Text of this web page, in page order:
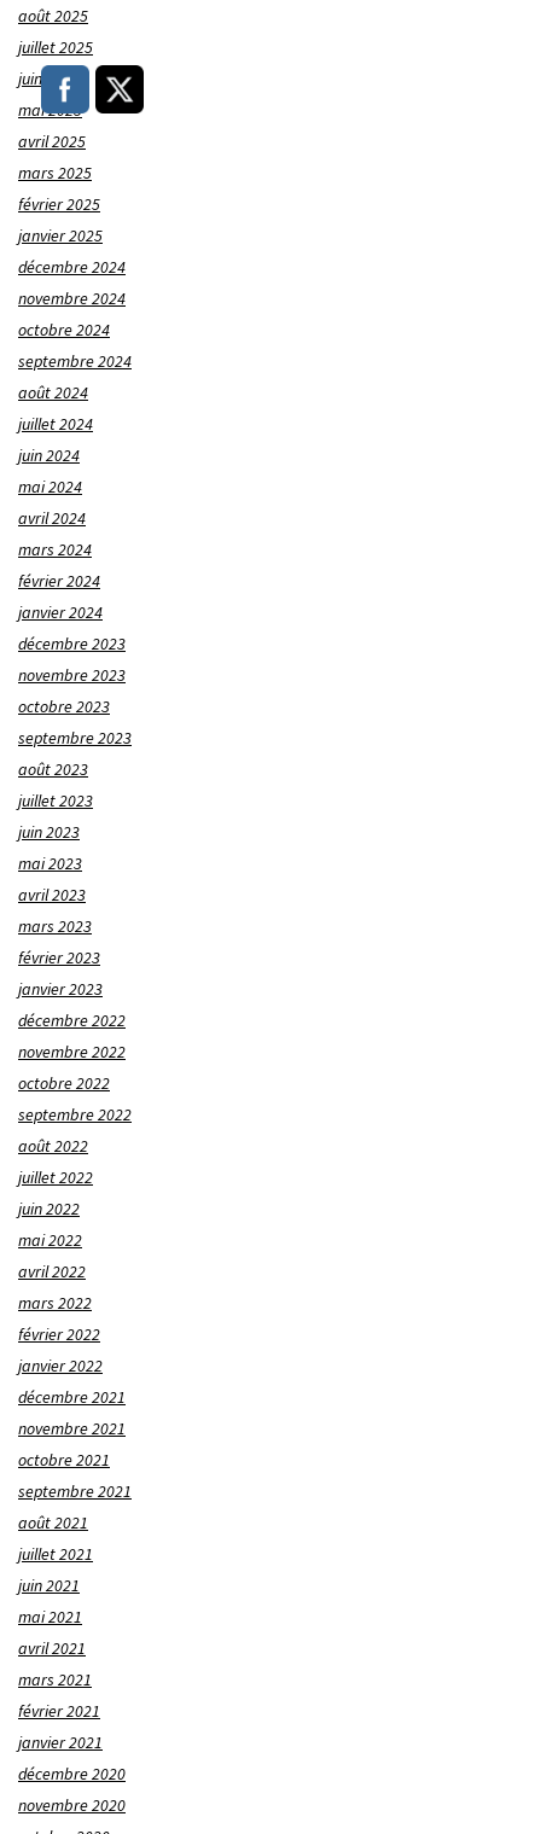
août 2025
juillet 2025
juin 2025
mai 2025
avril 2025
mars 2025
février 2025
janvier 2025
décembre 2024
novembre 2024
octobre 2024
septembre 2024
août 2024
juillet 2024
juin 2024
mai 2024
avril 2024
mars 2024
février 2024
janvier 2024
décembre 2023
novembre 2023
octobre 2023
septembre 2023
août 2023
juillet 2023
juin 2023
mai 2023
avril 2023
mars 2023
février 2023
janvier 2023
décembre 2022
novembre 2022
octobre 2022
septembre 2022
août 2022
juillet 2022
juin 2022
mai 2022
avril 2022
mars 2022
février 2022
janvier 2022
décembre 2021
novembre 2021
octobre 2021
septembre 2021
août 2021
juillet 2021
juin 2021
mai 2021
avril 2021
mars 2021
février 2021
janvier 2021
décembre 2020
novembre 2020